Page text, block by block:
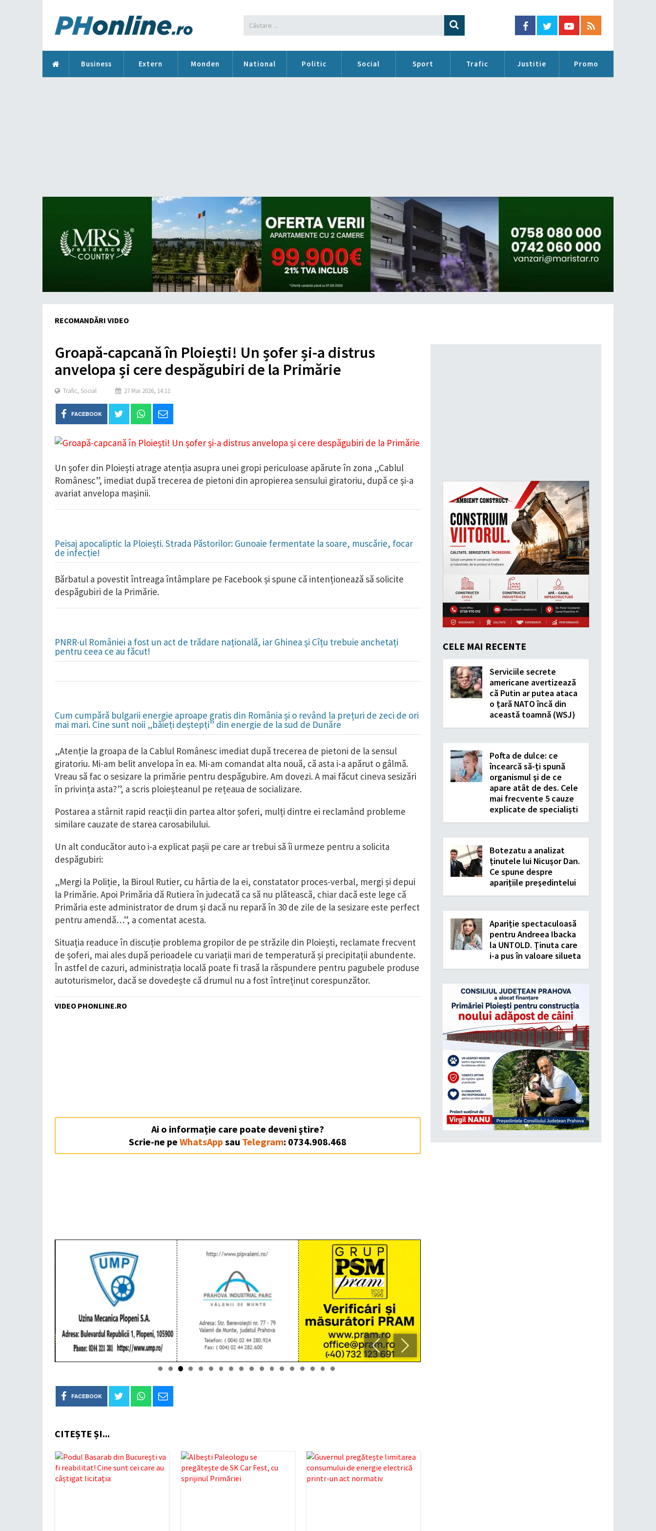
Business Extern Monden National Politic Social Sport Trafic Justitie Promo
RECOMANDĂRI VIDEO
Groapă-capcană în Ploiești! Un șofer și-a distrus
anvelopa și cere despăgubiri de la Primărie
Trafic, Social 27 Mai 2026, 14:11
FACEBOOK
Un șofer din Ploiești atrage atenția asupra unei gropi periculoase apărute în zona „Cablul
Românesc”, imediat după trecerea de pietoni din apropierea sensului giratoriu, după ce și-a
avariat anvelopa mașinii.
Peisaj apocaliptic la Ploiești. Strada Păstorilor: Gunoaie fermentate la soare, muscărie, focar
de infecție!
Bărbatul a povestit întreaga întâmplare pe Facebook și spune că intenționează să solicite
despăgubiri de la Primărie.
PNRR-ul României a fost un act de trădare națională, iar Ghinea și Cîțu trebuie anchetați
pentru ceea ce au făcut!
Cum cumpără bulgarii energie aproape gratis din România și o revând la prețuri de zeci de ori
mai mari. Cine sunt noii „băieți deștepți” din energie de la sud de Dunăre
„Atenție la groapa de la Cablul Românesc imediat după trecerea de pietoni de la sensul
giratoriu. Mi-am belit anvelopa în ea. Mi-am comandat alta nouă, că asta i-a apărut o gâlmă.
Vreau să fac o sesizare la primărie pentru despăgubire. Am dovezi. A mai făcut cineva sesizări
în privința asta?”, a scris ploieșteanul pe rețeaua de socializare.
Postarea a stârnit rapid reacții din partea altor șoferi, mulți dintre ei reclamând probleme
similare cauzate de starea carosabilului.
Un alt conducător auto i-a explicat pașii pe care ar trebui să îi urmeze pentru a solicita
despăgubiri:
„Mergi la Poliție, la Biroul Rutier, cu hârtia de la ei, constatator proces-verbal, mergi și depui
la Primărie. Apoi Primăria dă Rutiera în judecată ca să nu plătească, chiar dacă este lege că
Primăria este administrator de drum și dacă nu repară în 30 de zile de la sesizare este perfect
pentru amendă…”, a comentat acesta.
Situația readuce în discuție problema gropilor de pe străzile din Ploiești, reclamate frecvent
de șoferi, mai ales după perioadele cu variații mari de temperatură și precipitații abundente.
În astfel de cazuri, administrația locală poate fi trasă la răspundere pentru pagubele produse
autoturismelor, dacă se dovedește că drumul nu a fost întreținut corespunzător.
VIDEO PHONLINE.RO
Ai o informație care poate deveni ştire?
Scrie-ne peWhatsApp sau Telegram: 0734.908.468
FACEBOOK
CITEȘTE ȘI...
CELE MAI RECENTE
Serviciile secrete
americane avertizează
că Putin ar putea ataca
o țară NATO încă din
această toamnă (WSJ)
Pofta de dulce: ce
încearcă să-ți spună
organismul și de ce
apare atât de des. Cele
mai frecvente 5 cauze
explicate de specialiști
Botezatu a analizat
ținutele lui Nicușor Dan.
Ce spune despre
aparițiile președintelui
Apariție spectaculoasă
pentru Andreea Ibacka
la UNTOLD. Ținuta care
i-a pus în valoare silueta